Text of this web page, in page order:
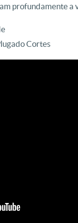
profundamente a
Cortes